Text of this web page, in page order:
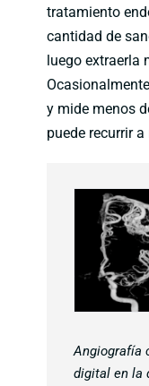
tratamiento
cantidad de
luego extraerla
y mide menos
puede recurrir
Angiografía
digital en la